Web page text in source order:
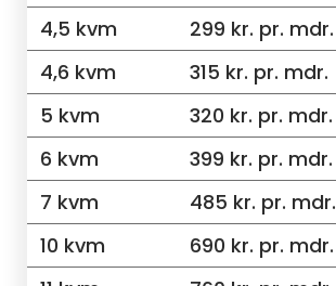
4,5 kvm
299 kr. pr. mdr.
4,6 kvm
315 kr. pr. mdr.
5 kvm
320 kr. pr. mdr.
6 kvm
399 kr. pr. mdr.
7 kvm
485 kr. pr. mdr.
10 kvm
690 kr. pr. mdr.